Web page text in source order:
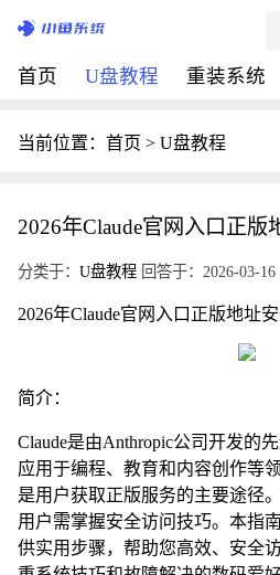
首页 U盘教程 重装系统
当前位置： 首页 > U盘教程
2026年Claude官网入口正版
分类于： U盘教程 回答于：2026-03-16
2026年Claude官网入口正版地址
简介：
Claude是由Anthropic公司开发的
应用于编程、教育和内容创作等
是用户获取正版服务的主要途径
用户需掌握安全访问技巧。本指
供实用步骤，帮助您高效、安全